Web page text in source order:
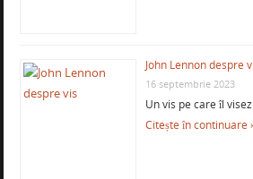
John Lennon despre
16 septembrie 2023
Un vis pe care îl
Citește în continuare